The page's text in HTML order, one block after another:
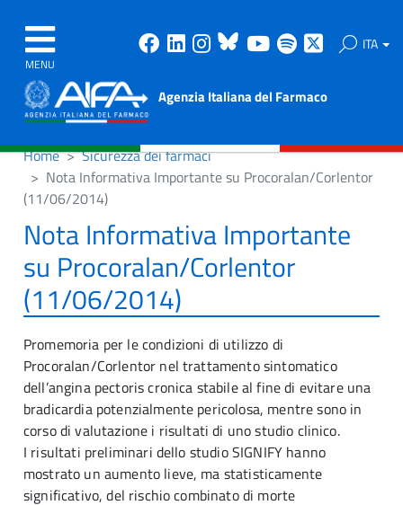
MENU
Facebook
Linkedin
Instagram
Bluesky
Youtube
Spotify ITA
Agenzia Italiana del Farmaco
Home
Sicurezza dei farmaci
Nota Informativa Importante su Procoralan/Corlentor
(11/06/2014)
Nota Informativa Importante
su Procoralan/Corlentor
(11/06/2014)
Promemoria per le condizioni di utilizzo di
Procoralan/Corlentor nel trattamento sintomatico
dell’angina pectoris cronica stabile al fine di evitare una
bradicardia potenzialmente pericolosa, mentre sono in
corso di valutazione i risultati di uno studio clinico.
I risultati preliminari dello studio SIGNIFY hanno
mostrato un aumento lieve, ma statisticamente
significativo, del rischio combinato di morte